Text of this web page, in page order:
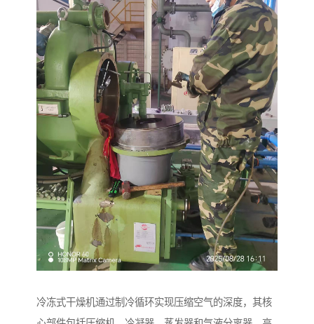
冷冻式干燥机通过制冷循环实现压缩空气的深度，其核